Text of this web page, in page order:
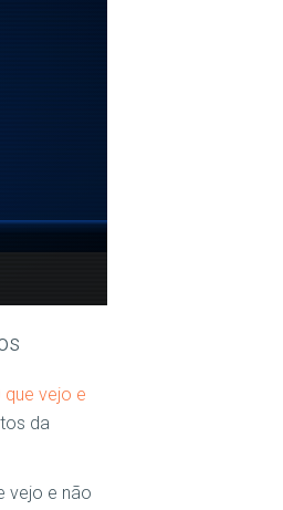
que vejo e
da
vejo e não